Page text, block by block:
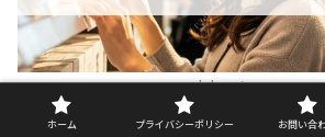
doko-store.com
ホーム プライバシーポリシー お問い合